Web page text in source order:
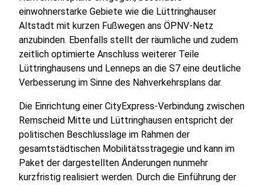
einwohnerstarke Gebiete wie die Lüttringhauser
Altstadt mit kurzen Fußwegen ans ÖPNV-Netz
anzubinden. Ebenfalls stellt der räumliche und zudem
zeitlich optimierte Anschluss weiterer Teile
Lüttringhausens und Lenneps an die S7 eine deutliche
Verbesserung im Sinne des Nahverkehrsplans dar.
Die Einrichtung einer CityExpress-Verbindung zwischen
Remscheid Mitte und Lüttringhausen entspricht der
politischen Beschlusslage im Rahmen der
gesamtstädtischen Mobilitätsstragegie und kann im
Paket der dargestellten Änderungen nunmehr
kurzfristig realisiert werden. Durch die Einführung der